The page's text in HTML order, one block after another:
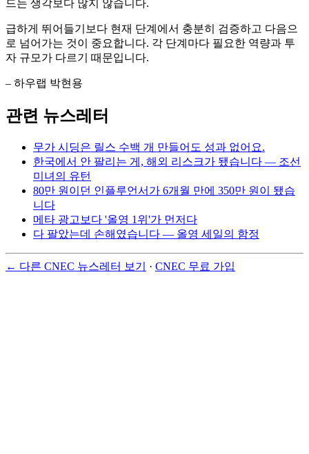
드는 생각보다 많지 않습니다.
급하게 뛰어들기보다 현재 단계에서 충분히 검증하고 다음으
로 넘어가는 것이 중요합니다. 각 단계마다 필요한 역량과 투
자 규모가 다르기 때문입니다.
– 하우랩 박현용
관련 뉴스레터
무가 시딩은 릴스 수백 개 만들어도 성과 없어요.
한국에서 안 팔리는 게, 해외 리스크가 됐습니다 — 조선
미녀의 유턴
80만 원이던 인플루언서가 6개월 만에 350만 원이 됐습
니다
메타 광고보다 '올영 1위'가 먼저다
다 팔았는데 손해였습니다 — 올영 세일의 함정
← 다른 CNEC 뉴스레터 보기 · CNEC 무료 가입